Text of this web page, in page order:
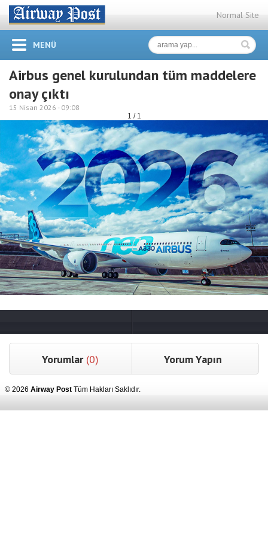
Normal Site
MENÜ
Airbus genel kurulundan tüm maddelere
onay çıktı
15 Nisan 2026 - 09:08
1 / 1
Yorumlar (0) Yorum Yapın
© 2026 Airway Post Tüm Hakları Saklıdır.